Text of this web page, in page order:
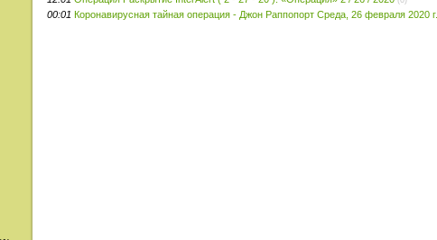
00:01 Коронавирусная тайная операция - Джон Раппопорт Среда, 26 февраля 2020 г.